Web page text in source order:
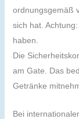
ordnungsgemäß
sich hat.
haben.
Die
am Gate. Das
Getränke
Bei